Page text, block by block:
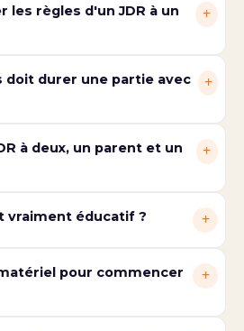
les règles d'un JDR à un
+
doit durer une partie avec
+
à deux, un parent et un
+
vraiment éducatif ? +
pour commencer
+